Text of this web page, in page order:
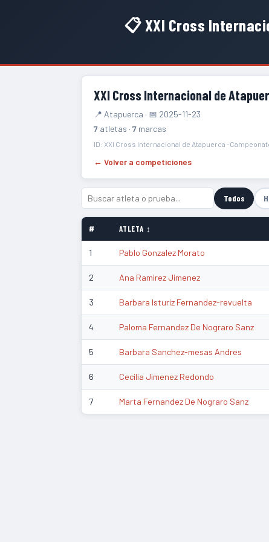
📋 XXI Cross
XXI Cross Internacional de
📍 Atapuerca · 📅 2025-11-23
7 atletas · 7 marcas
ID: XXI Cross Internacional de Atapuerca -
← Volver a competiciones
Todos
# ATLETA ↕
1 Pablo Gonzalez Morato
2 Ana Ramirez Jimenez
3 Barbara Isturiz Fernandez-revuelta
4 Paloma Fernandez De Nograro Sanz
5 Barbara Sanchez-mesas Andres
6 Cecilia Jimenez Redondo
7 Marta Fernandez De Nograro Sanz